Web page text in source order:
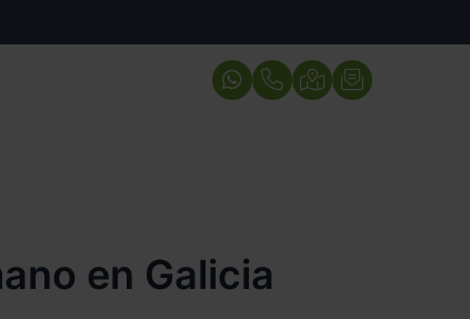
en Galicia